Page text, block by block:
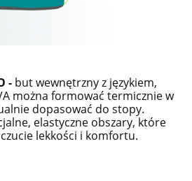
- but wewnętrzny z językiem,
można formować termicznie w
dopasować do stopy.
elastyczne obszary, które
lekkości i komfortu.